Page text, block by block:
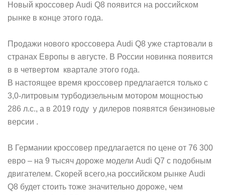
Новый кроссовер Audi Q8 появится на российском
рынке в конце этого года.
Продажи нового кроссовера Audi Q8 уже стартовали в
странах Европы в августе. В России новинка появится
в в четвертом квартале этого года.
В настоящее время кроссовер предлагается только с
3,0-литровым турбодизельным мотором мощностью
286 л.с., а в 2019 году у дилеров появятся бензиновые
версии .
В Германии кроссовер предлагается по цене от 76 300
евро – на 9 тысяч дороже модели Audi Q7 с подобным
двигателем. Скорей всего,на российском рынке Audi
Q8 будет стоить тоже значительно дороже, чем